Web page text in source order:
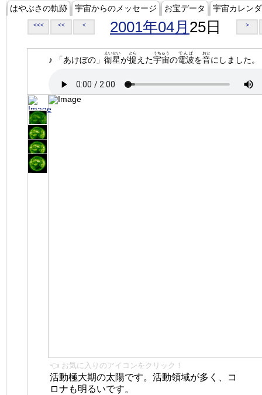
はやぶさの軌跡 宇宙からのメッセージ お宝データ 宇宙カレン
<<< << < 2001年04月 25日 >
♪ 「あけぼの」 衛星
えいせい
が捉
とら
えた宇宙
うちゅう
の電波
でんぱ
を音
おと
にしました。
👈 お気に入りのアイコンをクリック！
活動極大期の太陽です。活動領域が多く、コ
ロナも明るいです。